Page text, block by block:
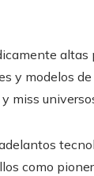
altas
y modelos
miss
como